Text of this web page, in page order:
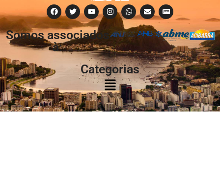
Somos associados
à:
Categorias